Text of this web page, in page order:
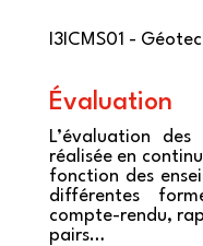
I3ICMS01 -
Évaluation
L’évaluation
réalisée en
fonction des
différentes
compte-rendu,
pairs…